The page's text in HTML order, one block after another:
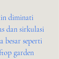
diminati
dan sirkulasi
besar seperti
garden